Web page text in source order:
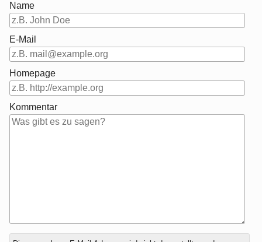
Name
E-Mail
Homepage
Kommentar
Antwort